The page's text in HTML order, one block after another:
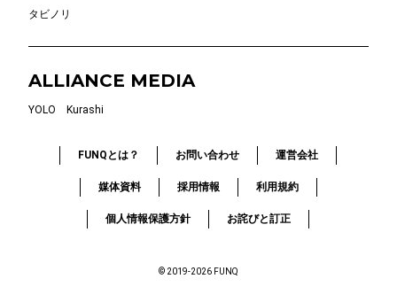
タビノリ
ALLIANCE MEDIA
YOLO Kurashi
FUNQとは？ お問い合わせ 運営会社
媒体資料 採用情報 利用規約
個人情報保護方針 お詫びと訂正
© 2019-2026 FUNQ